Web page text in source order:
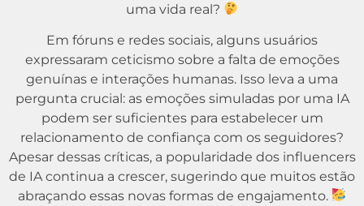
uma vida real?
Em fóruns e redes sociais, alguns usuários
expressaram ceticismo sobre a falta de emoções
genuínas e interações humanas. Isso leva a uma
pergunta crucial: as emoções simuladas por uma IA
podem ser suficientes para estabelecer um
relacionamento de confiança com os seguidores?
Apesar dessas críticas, a popularidade dos influencers
de IA continua a crescer, sugerindo que muitos estão
abraçando essas novas formas de engajamento.